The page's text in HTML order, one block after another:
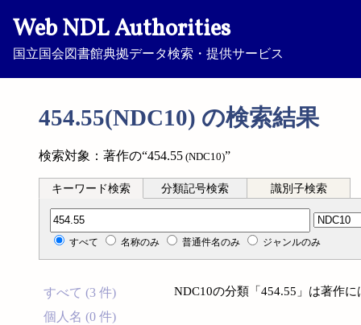
Web NDL Authorities
国立国会図書館典拠データ検索・提供サービス
454.55(NDC10) の検索結果
検索対象：著作の“454.55 (NDC10)”
キーワード検索 分類記号検索 識別子検索
分類記号検索
すべて 名称のみ 普通件名のみ ジャンルのみ
すべて (3 件)
個人名 (0 件)
NDC10の分類「454.55」は著作